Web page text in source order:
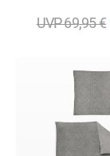
UVP 69,95 €